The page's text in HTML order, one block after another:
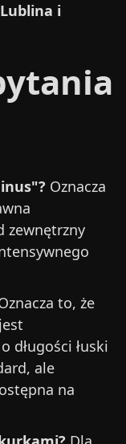
i
Oznacza
zewnętrzny
to, że
długości łuski
ale
na